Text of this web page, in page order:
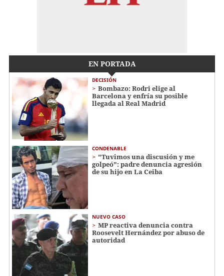
EN PORTADA
DECISIÓN
Bombazo: Rodri elige al
Barcelona y enfría su posible
llegada al Real Madrid
CONDENABLE
"Tuvimos una discusión y me
golpeó": padre denuncia agresión
de su hijo en La Ceiba
NUEVO CASO
MP reactiva denuncia contra
Roosevelt Hernández por abuso de
autoridad